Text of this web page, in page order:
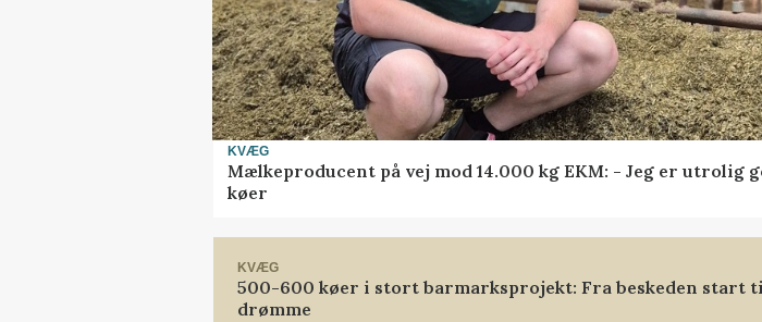
KVÆG
Mælkeproducent på vej mod 14.000 kg EKM: - Jeg er utrolig
køer
KVÆG
500-600 køer i stort barmarksprojekt: Fra beskeden start
drømme